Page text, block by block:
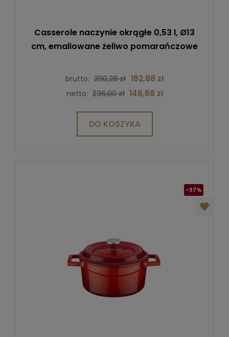
Casserole naczynie okrągłe 0,53 l, Ø13
cm, emaliowane żeliwo pomarańczowe
brutto: 290,28 zł 182,88 zł
netto: 236,00 zł 148,68 zł
DO KOSZYKA
-37%